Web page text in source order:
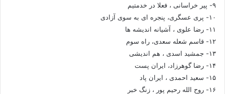
۹- پیر خراسانی ، فعلا در خدمتیم
۱۰- پری عسگری، پنجره ای به سوی آزادی
۱۱- رضا علوی ، آشیانه اندیشه ها
۱۲- قاسم شعله سعدی، راه سوم
۱۳- جمشید اسدی ، هم اندیشی
۱۴- رضا گوهرزاد، ایران پست
۱۵- سعید احمدی ، ایران پاد
۱۶- روح الله رحیم پور ، زنگ خبر